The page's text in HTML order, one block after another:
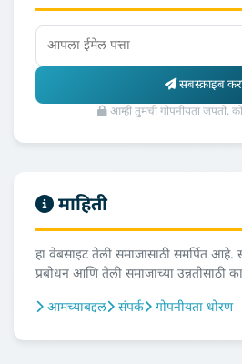
सबस्क्राइब
आम्ही तुमची गोपनीयता जपतो.
माहिती
हा वेबसाइट तेली समाजासाठी समर्पित आहे.
प्रबोधन आणि तेली समाजाच्या उन्नतीसाठी
आमच्याबद्दल
संपर्क गोपनीयता धोरण